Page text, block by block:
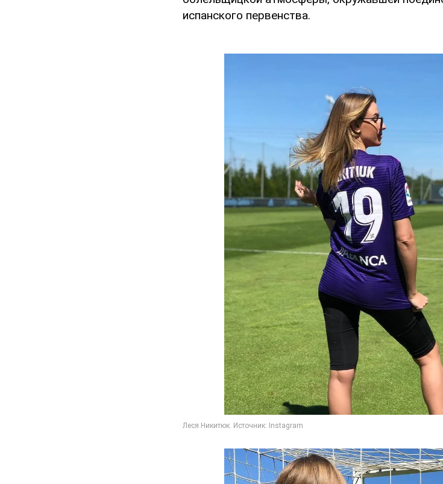
испанского первенства.